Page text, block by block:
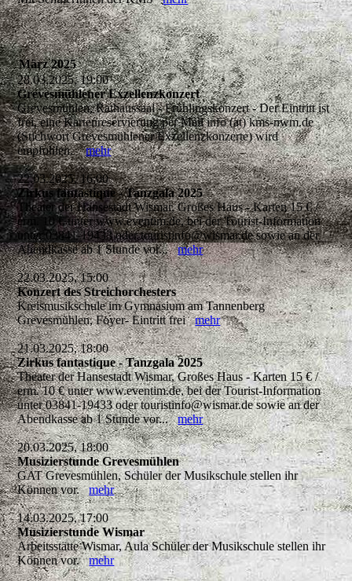
März 2025
28.03.2025, 19:00
Grevesmühlener Exzellenzkonzert
Grevesmühlen, Rathaussaal - Frühlingskonzert - Der Eintritt ist
frei, eine Kartenreservierung per Mail info (at) kms-nwm.de
(Stichwort Grevesmühlener Exzellenzkonzerte) wird
empfohlen.mehr
22.03.2025, 16:00
Zirkus fantastique - Tanzgala 2025
Theater der Hansestadt Wismar, Großes Haus - Karten 15 € /
erm. 10 € unter www.eventim.de, bei der Tourist-Information
unter 03841-19433 oder touristinfo@wismar.de sowie an der
Abendkasse ab 1 Stunde vor...mehr
22.03.2025, 15:00
Konzert des Streichorchesters
Kreismusikschule im Gymnasium am Tannenberg
Grevesmühlen, Foyer- Eintritt freimehr
21.03.2025, 18:00
Zirkus fantastique - Tanzgala 2025
Theater der Hansestadt Wismar, Großes Haus - Karten 15 € /
erm. 10 € unter www.eventim.de, bei der Tourist-Information
unter 03841-19433 oder touristinfo@wismar.de sowie an der
Abendkasse ab 1 Stunde vor...mehr
20.03.2025, 18:00
Musizierstunde Grevesmühlen
GAT Grevesmühlen, Schüler der Musikschule stellen ihr
Können vor.mehr
14.03.2025, 17:00
Musizierstunde Wismar
Arbeitsstätte Wismar, Aula Schüler der Musikschule stellen ihr
Können vor.mehr